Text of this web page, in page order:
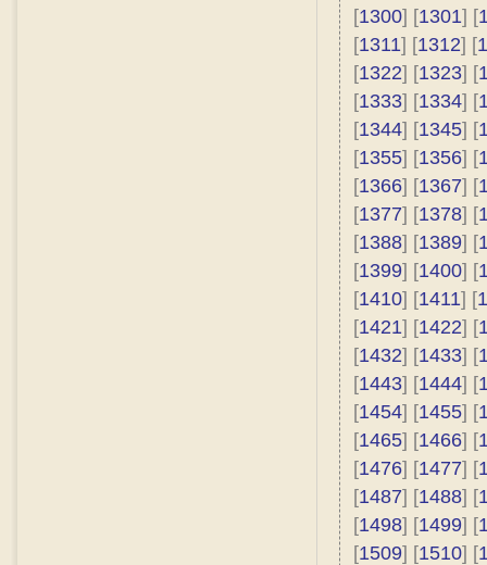
[1300] [1301] [
[1311] [1312] [
[1322] [1323] [
[1333] [1334] [
[1344] [1345] [
[1355] [1356] [
[1366] [1367] [
[1377] [1378] [
[1388] [1389] [
[1399] [1400] [
[1410] [1411] [
[1421] [1422] [
[1432] [1433] [
[1443] [1444] [
[1454] [1455] [
[1465] [1466] [
[1476] [1477] [
[1487] [1488] [
[1498] [1499] [
[1509] [1510] [